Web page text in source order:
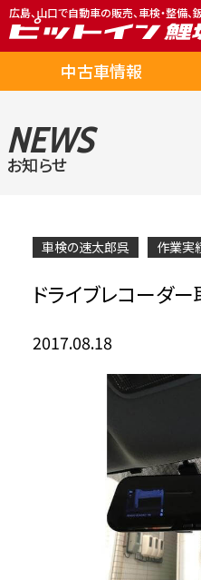
広島、山口で自動車の販売、車検・整備、
中古車情報
NEWS
お知らせ
車検の速太郎呉 作業実
ドライブレコーダ
2017.08.18